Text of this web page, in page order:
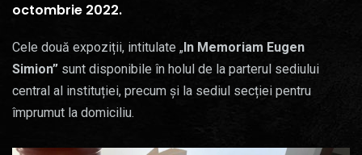
octombrie 2022.
Cele două expoziții, intitulate „In Memoriam Eugen
Simion” sunt disponibile în holul de la parterul sediului
central al instituției, precum și la sediul secției pentru
împrumut la domiciliu.